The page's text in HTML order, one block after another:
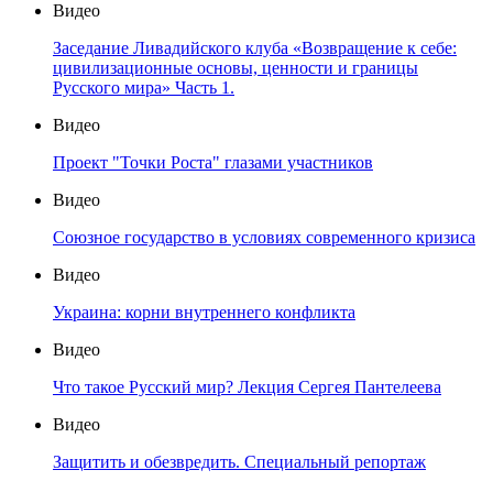
Видео
Заседание Ливадийского клуба «Возвращение к себе:
цивилизационные основы, ценности и границы
Русского мира» Часть 1.
Видео
Проект "Точки Роста" глазами участников
Видео
Союзное государство в условиях современного кризиса
Видео
Украина: корни внутреннего конфликта
Видео
Что такое Русский мир? Лекция Сергея Пантелеева
Видео
Защитить и обезвредить. Специальный репортаж